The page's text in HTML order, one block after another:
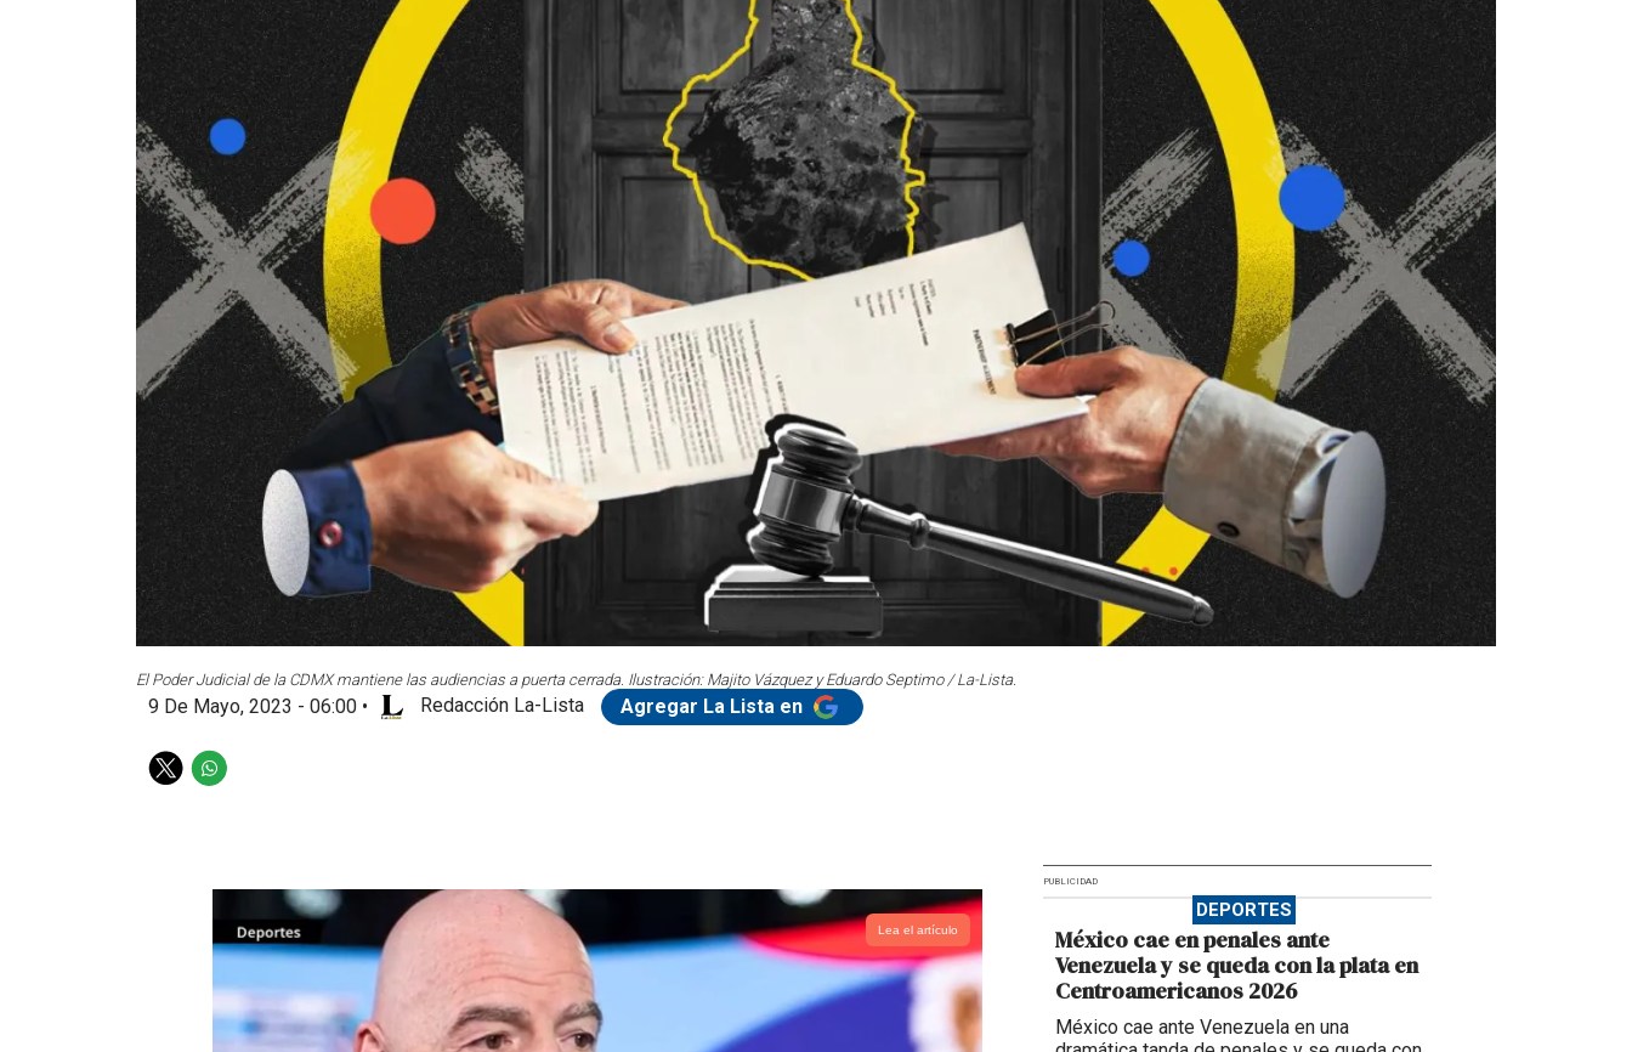
El Poder Judicial de la CDMX mantiene las audiencias a puerta cerrada. Ilustración: Majito Vázquez y Eduardo Septimo / La-Lista.
9 De Mayo, 2023 - 06:00 • Redacción La-Lista Agregar La Lista en
T
W
p
Lea el artículo
PUBLICIDAD
DEPORTES
México cae en penales ante
Venezuela y se queda con la plata en
Centroamericanos 2026
México cae ante Venezuela en una